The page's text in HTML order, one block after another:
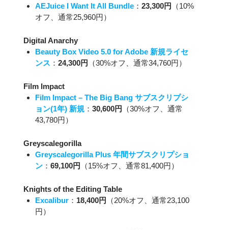
AEJuice I Want It All Bundle ： 23,300円
（10%
オフ、通常25,960円）
Digital Anarchy
Beauty Box Video 5.0 for Adobe 新規ライセ
ンス ： 24,300円 （30%オフ、通常34,760円）
Film Impact
Film Impact – The Big Bang サブスクリプシ
ョン(1年) 新規 ： 30,600円
（30%オフ、通常
43,780円）
Greyscalegorilla
Greyscalegorilla Plus 年間サブスクリプショ
ン ： 69,100円 （15%オフ、通常81,400円）
Knights of the Editing Table
Excalibur ： 18,400円
（20%オフ、通常23,100
円）